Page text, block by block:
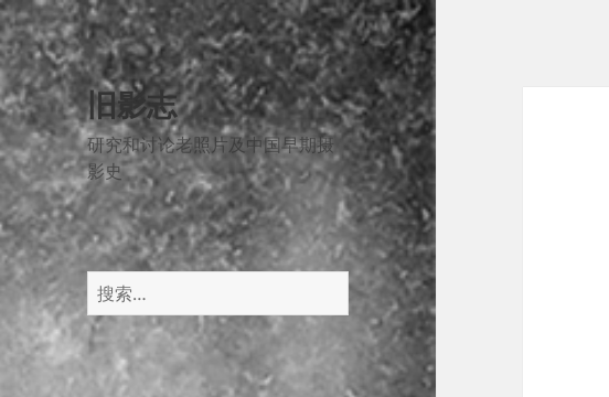
旧影志
研究和讨论老照片及中国早期摄
影史
搜